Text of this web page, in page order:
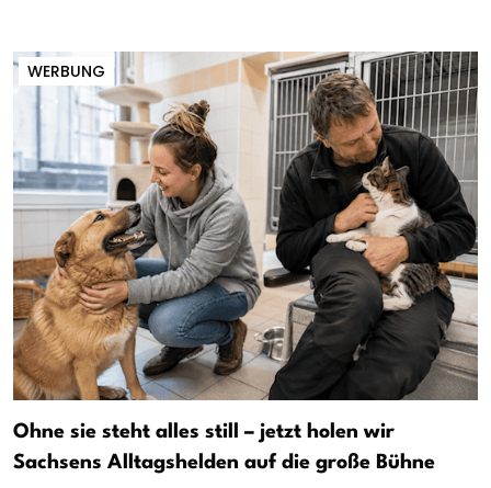
WERBUNG
Ohne sie steht alles still – jetzt holen wir
Sachsens Alltagshelden auf die große Bühne